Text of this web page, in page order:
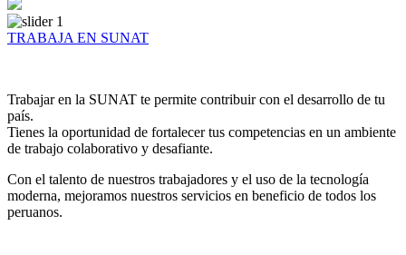
TRABAJA EN SUNAT
Trabajar en la SUNAT te permite contribuir con el desarrollo de tu
país.
Tienes la oportunidad de fortalecer tus competencias en un ambiente
de trabajo colaborativo y desafiante.
Con el talento de nuestros trabajadores y el uso de la tecnología
moderna, mejoramos nuestros servicios en beneficio de todos los
peruanos.